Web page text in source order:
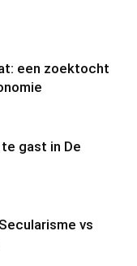
een zoektocht
gast in De
vs